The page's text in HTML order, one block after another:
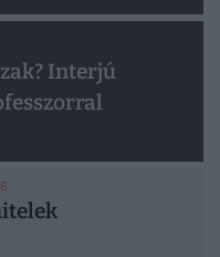
Interjú